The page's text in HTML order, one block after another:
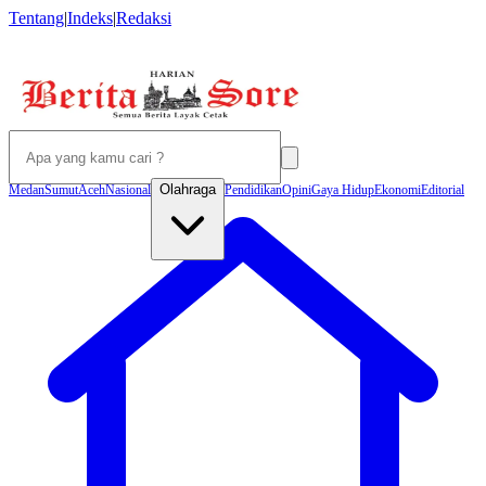
Tentang|Indeks|Redaksi
MedanSumutAcehNasional Olahraga PendidikanOpiniGaya HidupEkonomiEditorial